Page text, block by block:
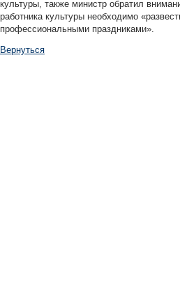
культуры, также министр обратил
работника культуры необходимо
профессиональными праздниками».
Вернуться